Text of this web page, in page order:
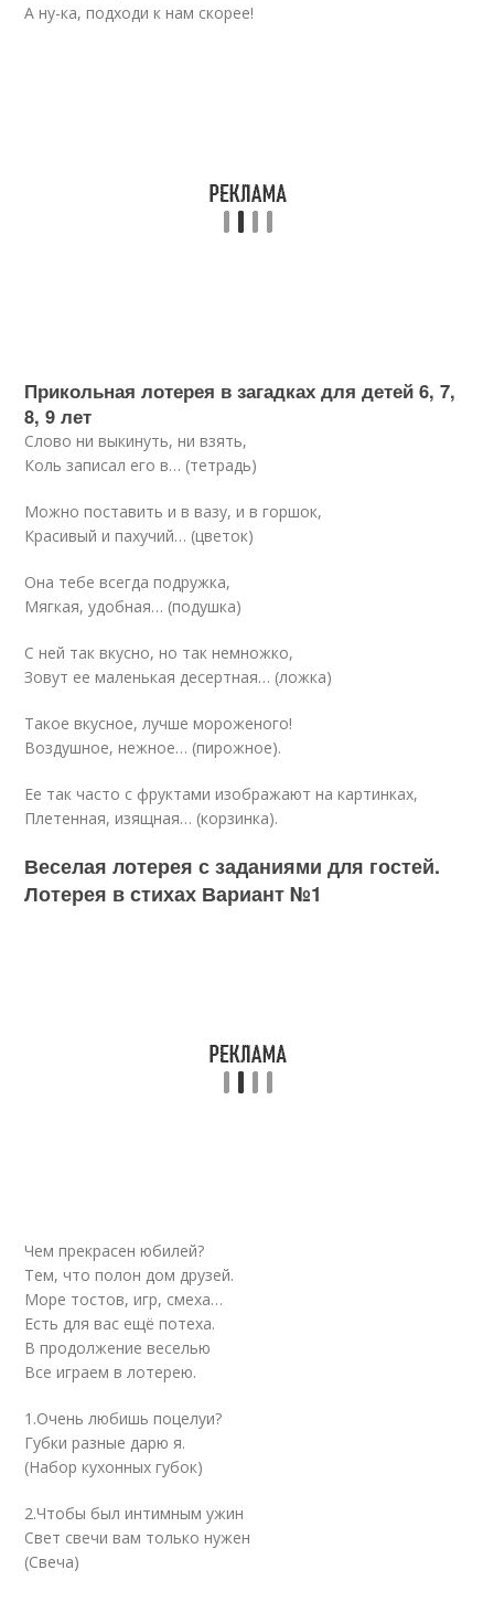
А ну-ка, подходи к нам скорее!
Прикольная лотерея в загадках для детей 6, 7,
8, 9 лет
Слово ни выкинуть, ни взять,
Коль записал его в… (тетрадь)
Можно поставить и в вазу, и в горшок,
Красивый и пахучий… (цветок)
Она тебе всегда подружка,
Мягкая, удобная… (подушка)
С ней так вкусно, но так немножко,
Зовут ее маленькая десертная… (ложка)
Такое вкусное, лучше мороженого!
Воздушное, нежное… (пирожное).
Ее так часто с фруктами изображают на картинках,
Плетенная, изящная… (корзинка).
Веселая лотерея с заданиями для гостей.
Лотерея в стихах Вариант №1
Чем прекрасен юбилей?
Тем, что полон дом друзей.
Море тостов, игр, смеха…
Есть для вас ещё потеха.
В продолжение веселью
Все играем в лотерею.
1.Очень любишь поцелуи?
Губки разные дарю я.
(Набор кухонных губок)
2.Чтобы был интимным ужин
Свет свечи вам только нужен
(Свеча)